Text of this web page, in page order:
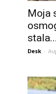
Moja
stala...
Desk -